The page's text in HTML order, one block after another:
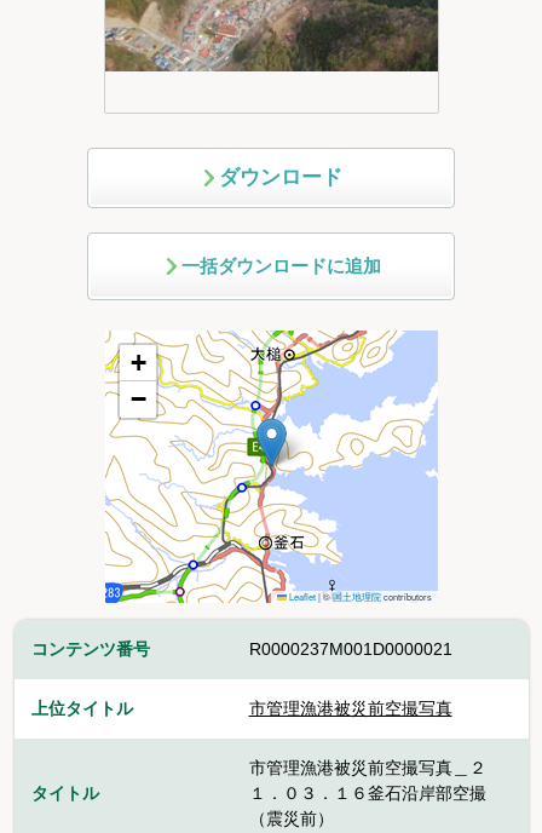
ダウンロード
一括ダウンロードに追加
+
−
Leaflet |©国土地理院contributors
コンテンツ番号 R0000237M001D0000021
上位タイトル 市管理漁港被災前空撮写真
タイトル
市管理漁港被災前空撮写真＿２
１．０３．１６釜石沿岸部空撮
（震災前）